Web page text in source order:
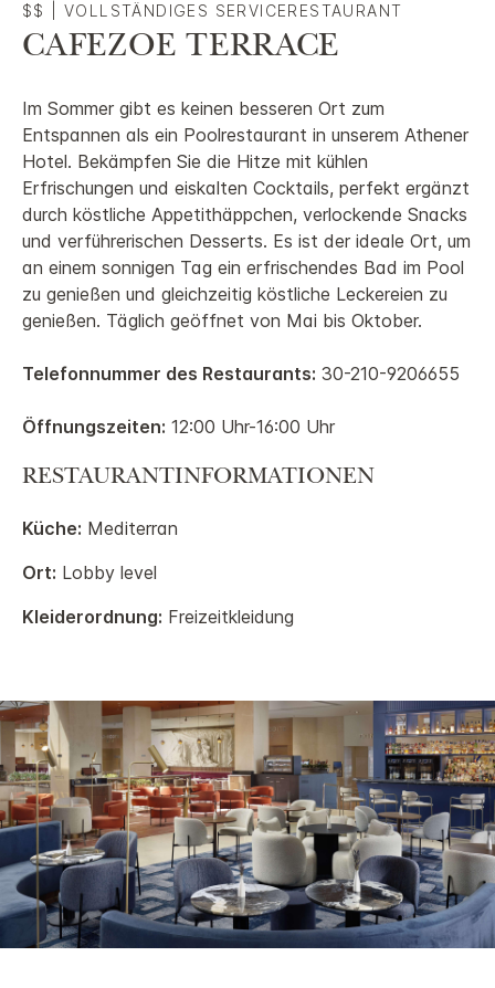
$$ |VOLLSTÄNDIGES SERVICERESTAURANT
CAFEZOE TERRACE
Im Sommer gibt es keinen besseren Ort zum
Entspannen als ein Poolrestaurant in unserem Athener
Hotel. Bekämpfen Sie die Hitze mit kühlen
Erfrischungen und eiskalten Cocktails, perfekt ergänzt
durch köstliche Appetithäppchen, verlockende Snacks
und verführerischen Desserts. Es ist der ideale Ort, um
an einem sonnigen Tag ein erfrischendes Bad im Pool
zu genießen und gleichzeitig köstliche Leckereien zu
genießen. Täglich geöffnet von Mai bis Oktober.
Telefonnummer des Restaurants: 30-210-9206655
Öffnungszeiten: 12:00 Uhr-16:00 Uhr
RESTAURANTINFORMATIONEN
Küche: Mediterran
Ort: Lobby level
Kleiderordnung: Freizeitkleidung